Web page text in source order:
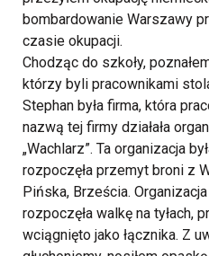
bombardowanie Warszawy
czasie okupacji.
Chodząc do szkoły,
którzy byli pracownikami
Stephan była firma, która
nazwą tej firmy działała
„Wachlarz”. Ta organizacja
rozpoczęła przemyt broni z
Pińska, Brześcia.
rozpoczęła walkę na tyłach,
wciągnięto jako łącznika. Z